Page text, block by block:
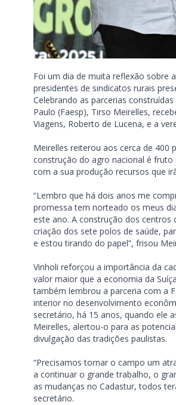
Foi um dia de muita reflexão sobre
presidentes de sindicatos rurais
Celebrando as parcerias
Paulo (Faesp), Tirso Meirelles,
Viagens, Roberto de Lucena, e a
Meirelles reiterou aos cerca de 400
construção do agro nacional é fruto
com a sua produção recursos que
“Lembro que há dois anos me
promessa tem norteado os meus
este ano. A construção dos centros
criação dos sete polos de saúde,
e estou tirando do papel”, frisou
Vinholi reforçou a importância da
valor maior que a economia da
também lembrou a parceria com a
interior no desenvolvimento
secretário, há 15 anos, quando ele
Meirelles, alertou-o para as
divulgação das tradições paulistas.
“Precisamos tornar o campo um
a continuar o grande trabalho, o
as mudanças no Cadastur, todos
secretário.